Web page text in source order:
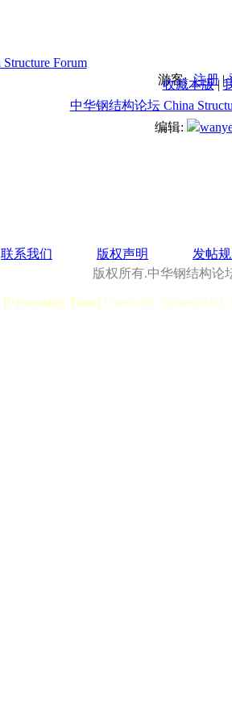
游客:注册|
收藏本版|
中华钢结构论坛 China
编辑:
联系我们 版权声明 发帖规
版权所有.中华钢结构论
[Processing Time] User:0.28,